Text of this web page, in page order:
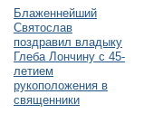
Блаженнейший
Святослав
поздравил владыку
Глеба Лончину с 45-
летием
рукоположения в
священники